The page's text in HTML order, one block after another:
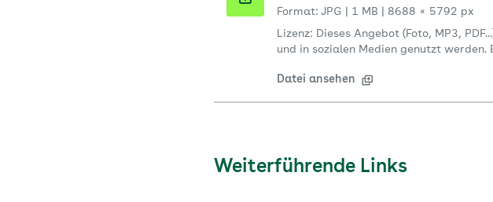
Format: JPG 1 MB
8688 × 5792 px
Lizenz: Dieses Angebot (Foto, MP3,
und in sozialen Medien genutzt
Datei ansehen
Weiterführende Links